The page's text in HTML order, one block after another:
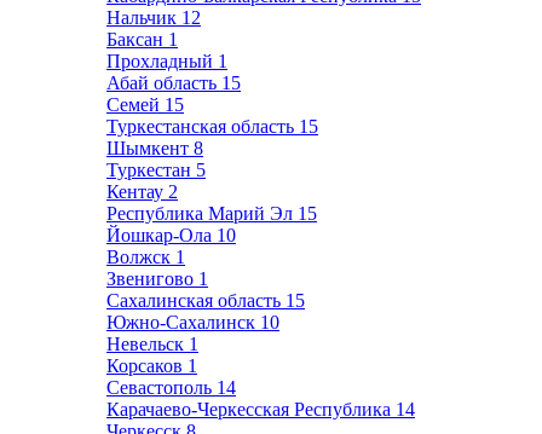
Нальчик 12
Баксан 1
Прохладный 1
Абай область 15
Семей 15
Туркестанская область 15
Шымкент 8
Туркестан 5
Кентау 2
Республика Марий Эл 15
Йошкар-Ола 10
Волжск 1
Звенигово 1
Сахалинская область 15
Южно-Сахалинск 10
Невельск 1
Корсаков 1
Севастополь 14
Карачаево-Черкесская Республика 14